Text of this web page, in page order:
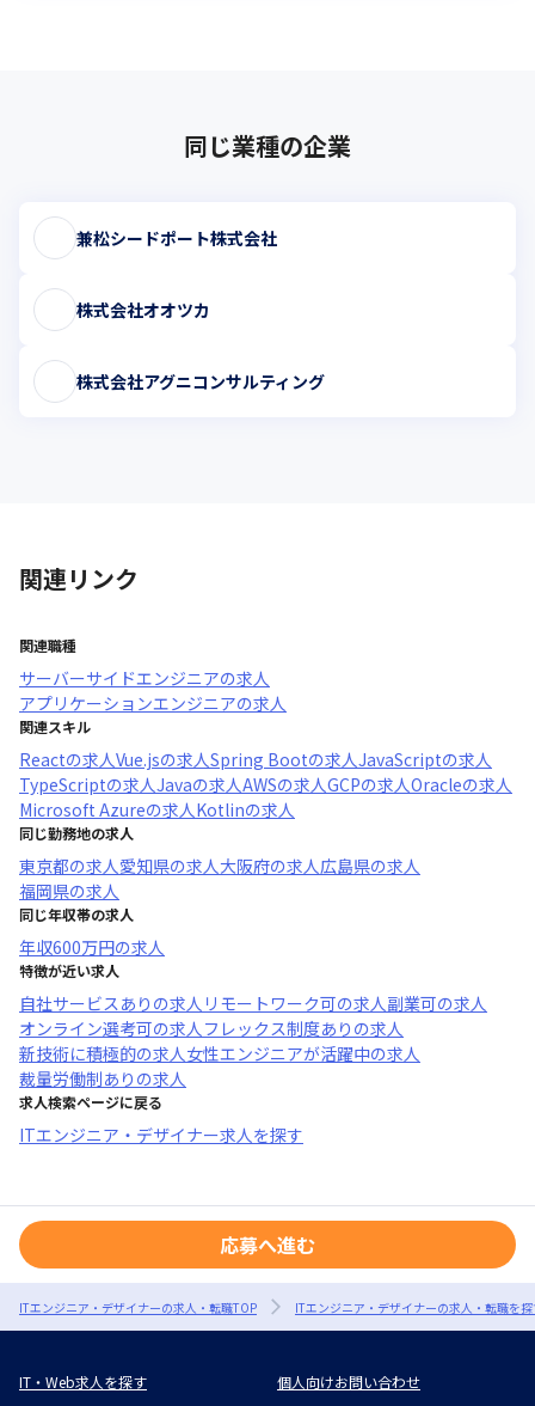
同じ業種の企業
兼松シードポート株式会社
株式会社オオツカ
株式会社アグニコンサルティング
関連リンク
関連職種
サーバーサイドエンジニアの求人
アプリケーションエンジニアの求人
関連スキル
Reactの求人Vue.jsの求人Spring Bootの求人JavaScriptの求人
TypeScriptの求人Javaの求人AWSの求人GCPの求人Oracleの求人
Microsoft Azureの求人Kotlinの求人
同じ勤務地の求人
東京都の求人愛知県の求人大阪府の求人広島県の求人
福岡県の求人
同じ年収帯の求人
年収600万円の求人
特徴が近い求人
自社サービスあり の求人 リモートワーク可の求人副業可の求人
オンライン選考可の求人フレックス制度あり の求人
新技術に積極的の求人女性エンジニアが活躍中の求人
裁量労働制あり の求人
求人検索ページに戻る
ITエンジニア・デザイナー求人を探す
応募へ進む
ITエンジニア・デザイナーの求人・転職TOP ITエンジニア・デザイナーの求人・転職を
IT・Web求人を探す 個人向けお問い合わせ